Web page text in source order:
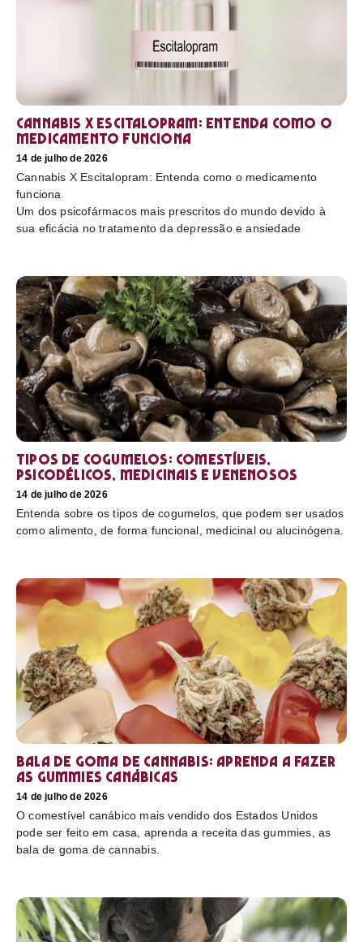
Cannabis X Escitalopram: Entenda como o
medicamento funciona
14 de julho de 2026
Cannabis X Escitalopram: Entenda como o medicamento
funciona
Um dos psicofármacos mais prescritos do mundo devido à
sua eficácia no tratamento da depressão e ansiedade
Tipos de cogumelos: comestíveis,
psicodélicos, medicinais e venenosos
14 de julho de 2026
Entenda sobre os tipos de cogumelos, que podem ser usados
como alimento, de forma funcional, medicinal ou alucinógena.
Bala de goma de cannabis: aprenda a fazer
as gummies canábicas
14 de julho de 2026
O comestível canábico mais vendido dos Estados Unidos
pode ser feito em casa, aprenda a receita das gummies, as
bala de goma de cannabis.